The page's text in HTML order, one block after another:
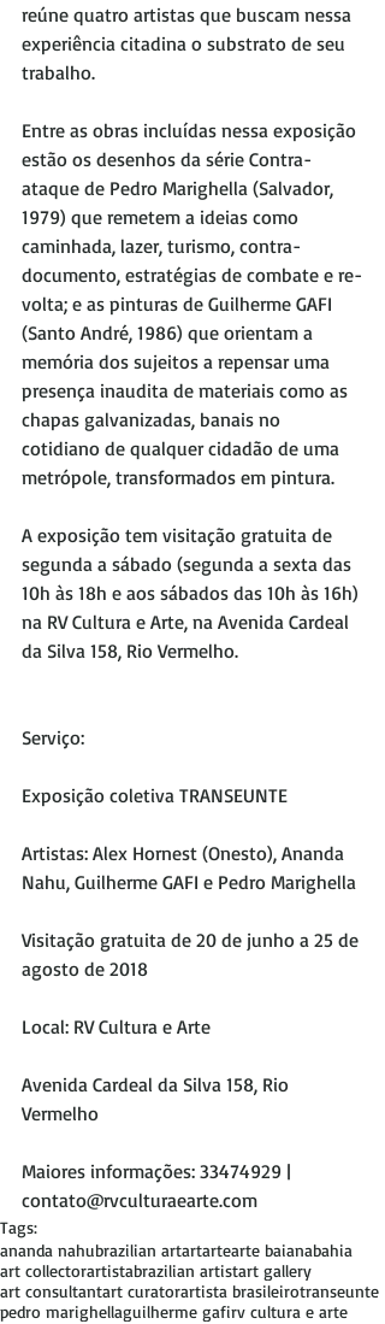
reúne quatro artistas que buscam nessa
experiência citadina o substrato de seu
trabalho.
Entre as obras incluídas nessa exposição
estão os desenhos da série Contra-
ataque de Pedro Marighella (Salvador,
1979) que remetem a ideias como
caminhada, lazer, turismo, contra-
documento, estratégias de combate e re-
volta; e as pinturas de Guilherme GAFI
(Santo André, 1986) que orientam a
memória dos sujeitos a repensar uma
presença inaudita de materiais como as
chapas galvanizadas, banais no
cotidiano de qualquer cidadão de uma
metrópole, transformados em pintura.
A exposição tem visitação gratuita de
segunda a sábado (segunda a sexta das
10h às 18h e aos sábados das 10h às 16h)
na RV Cultura e Arte, na Avenida Cardeal
da Silva 158, Rio Vermelho.
Serviço:
Exposição coletiva TRANSEUNTE
Artistas: Alex Hornest (Onesto), Ananda
Nahu, Guilherme GAFI e Pedro Marighella
Visitação gratuita de 20 de junho a 25 de
agosto de 2018
Local: RV Cultura e Arte
Avenida Cardeal da Silva 158, Rio
Vermelho
Maiores informações: 33474929 |
contato@rvculturaearte.com
Tags:
ananda nahubrazilian artartartearte baianabahia
art collectorartistabrazilian artistart gallery
art consultantart curatorartista brasileirotranseunte
pedro marighellaguilherme gafirv cultura e arte